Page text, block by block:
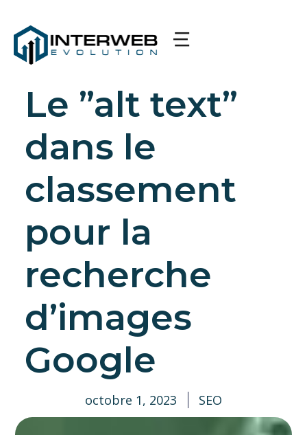
Le ”alt text”
dans le
classement
pour la
recherche
d’images
Google
octobre 1, 2023 SEO